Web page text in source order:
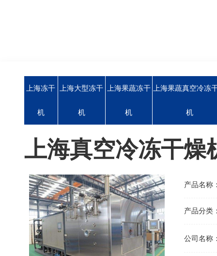
上海冻干
机
上海大型冻干
机
上海果蔬冻干
机
上海果蔬真空冷冻
机
上海真空冷冻干燥
产品名称
产品分类
公司名称